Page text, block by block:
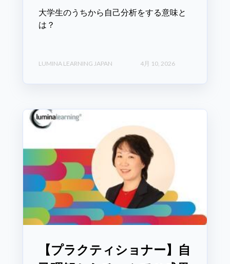
大学生のうちから自己分析をする意味と
は？
LUMINA LEARNING JAPAN 4月 10, 2026
【プラクティショナー】自